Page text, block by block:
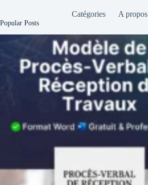
Catégories A propos
Popular Posts